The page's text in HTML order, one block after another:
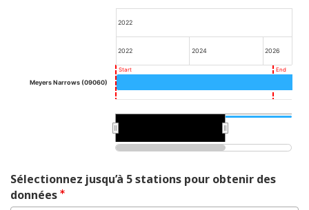
Start End
2022 2024 2026
2022
Meyers Narrows (09060)
Sélectionnez jusqu’à 5 stations pour obtenir des
données